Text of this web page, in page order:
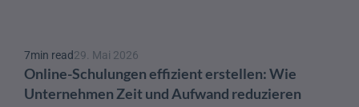
7min read29. Mai 2026
Online-Schulungen effizient erstellen: Wie
Unternehmen Zeit und Aufwand reduzieren